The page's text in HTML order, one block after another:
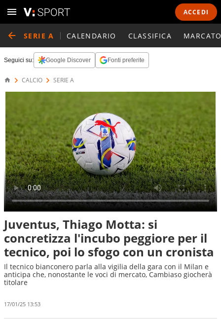
ACCEDI
SERIE A CALENDARIO CLASSIFICA
Seguici su: Google Discover Fonti preferite
CALCIO SERIE A
Juventus, Thiago Motta: si
concretizza l'incubo peggiore per il
tecnico, poi lo sfogo con un cronista
Il tecnico bianconero parla alla vigilia della gara con il Milan e
anticipa che, nonostante le voci di mercato, Cambiaso giocherà
titolare
17/01/25 13:53